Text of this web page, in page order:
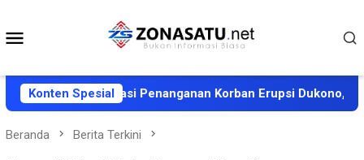
konten
Konten Spesial
Apresiasi Penanganan Korban Erupsi Dukono, Halut
Beranda Berita Terkini